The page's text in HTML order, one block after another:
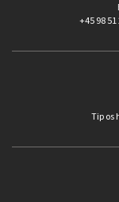
+45 98 51
Tip os